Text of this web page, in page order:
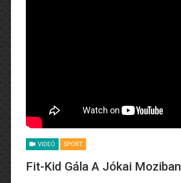
VIDEÓ SPORT
Fit-Kid Gála A Jókai Moziban